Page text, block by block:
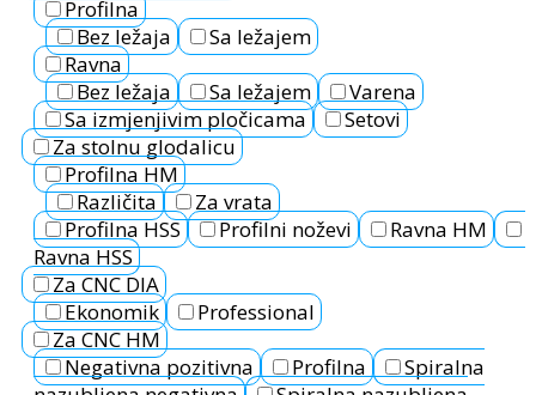
Profilna
Bez ležaja
Sa ležajem
Ravna
Bez ležaja
Sa ležajem
Varena
Sa izmjenjivim pločicama
Setovi
Za stolnu glodalicu
Profilna HM
Različita
Za vrata
Profilna HSS
Profilni noževi
Ravna HM
Ravna HSS
Za CNC DIA
Ekonomik
Professional
Za CNC HM
Negativna pozitivna
Profilna
Spiralna